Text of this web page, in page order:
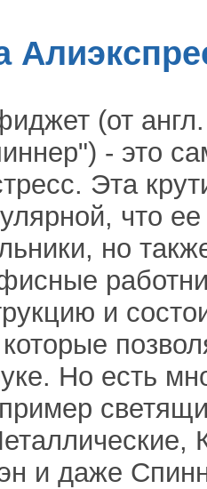
(от
- это
Эта
что
но
и
Но есть
и даже